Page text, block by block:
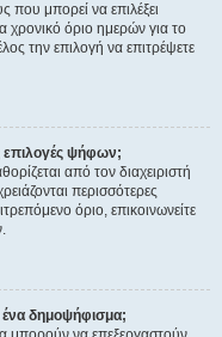
που μπορεί να επιλέξει
χρονικό όριο ημερών για το
την επιλογή να επιτρέψετε
επιλογές ψήφων;
από τον διαχειριστή
περισσότερες
όριο, επικοινωνείτε
δημοψήφισμα;